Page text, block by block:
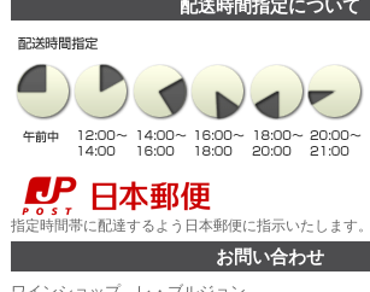
配送時間指定について
指定時間帯に配達するよう日本郵便に指示いたします。
お問い合わせ